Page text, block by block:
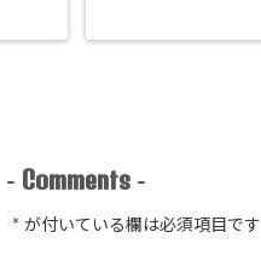
- Comments -
* が付いている欄は必須項目です